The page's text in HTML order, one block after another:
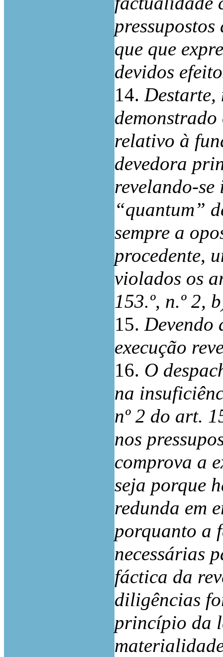
que que
devidos
14.Destarte,
demonstrado
relativo à
devedora
revelando-
“quantum”
sempre a
procedente,
violados os
153.º, n.º 2,
15.Devendo
execução
16. O
na
nº 2 do art.
nos
comprova a
seja porque
redunda em
porquanto a
necessárias
fáctica da
diligências
princípio da